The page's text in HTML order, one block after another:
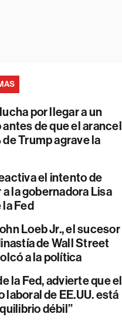
por llegar a un
de que el arancel
Trump agrave la
el intento de
la gobernadora Lisa
Fed
Loeb Jr., el sucesor
de Wall Street
a la política
la Fed, advierte que el
laboral de EE.UU. está
débil”